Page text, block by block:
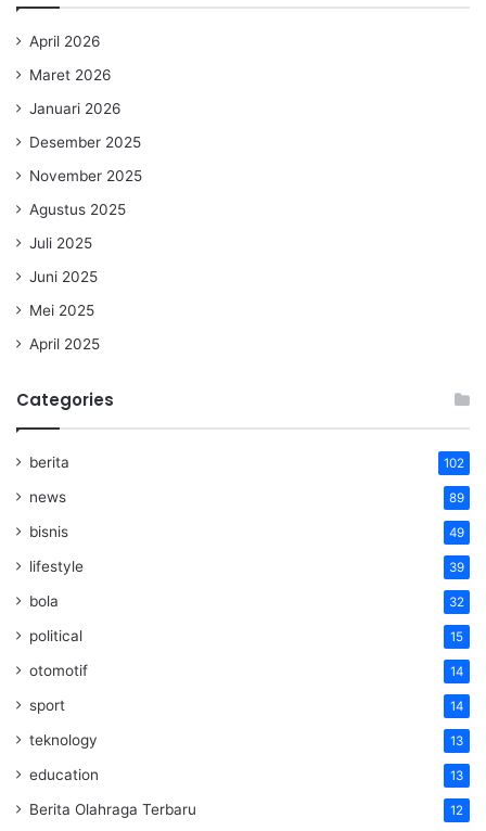
April 2026
Maret 2026
Januari 2026
Desember 2025
November 2025
Agustus 2025
Juli 2025
Juni 2025
Mei 2025
April 2025
Categories
berita 102
news 89
bisnis 49
lifestyle 39
bola 32
political 15
otomotif 14
sport 14
teknology 13
education 13
Berita Olahraga Terbaru 12